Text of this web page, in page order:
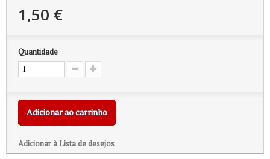
1,50 €
Quantidade
Adicionar ao carrinho
Adicionar à Lista de desejos